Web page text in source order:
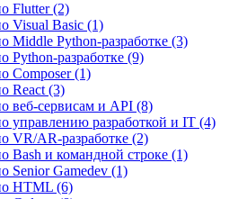
Flutter (2)
Visual Basic (1)
Middle Python-разработке (3)
Python-разработке (9)
Composer (1)
React (3)
веб‑сервисам и API (8)
управлению разработкой и IT (4)
VR/AR‑разработке (2)
Bash и командной строке (1)
Senior Gamedev (1)
HTML (6)